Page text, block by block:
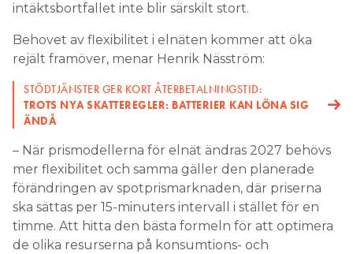
intäktsbortfallet inte blir särskilt stort.
Behovet av flexibilitet i elnäten kommer att öka
rejält framöver, menar Henrik Näsström:
STÖDTJÄNSTER GER KORT ÅTERBETALNINGSTID:
TROTS NYA SKATTEREGLER: BATTERIER KAN LÖNA SIG
ÄNDÅ
– När prismodellerna för elnät ändras 2027 behövs
mer flexibilitet och samma gäller den planerade
förändringen av spotprismarknaden, där priserna
ska sättas per 15-minuters intervall i stället för en
timme. Att hitta den bästa formeln för att optimera
de olika resurserna på konsumtions- och